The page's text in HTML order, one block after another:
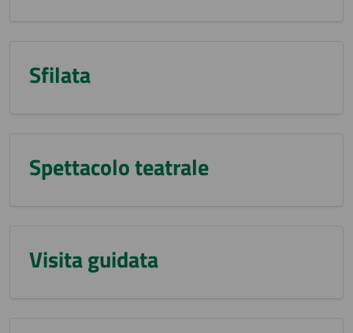
Sfilata
Spettacolo teatrale
Visita guidata